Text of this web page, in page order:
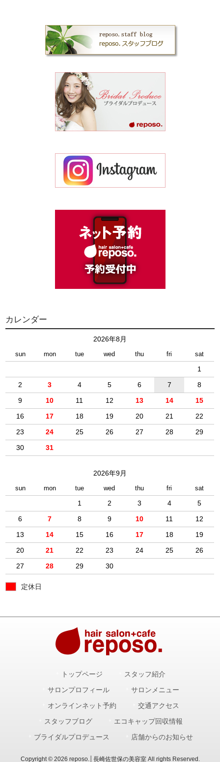
カレンダー
2026年8月
sun mon tue wed thu fri sat
1
2
3 4 5 6 7
8
9
10 11 12 13 14
15
16
17 18 19 20 21
22
23
24 25 26 27 28
29
30
31
2026年9月
sun mon tue wed thu fri sat
1 2 3 4
5
6
7 8 9 10 11
12
13
14 15 16 17 18
19
20
21 22 23 24 25
26
27
28 29 30
定休日
トップページ スタッフ紹介
サロンプロフィール サロンメニュー
オンラインネット予約 交通アクセス
スタッフブログ エコキャップ回収情報
ブライダルプロデュース 店舗からのお知らせ
Copyright © 2026 reposo.│長崎佐世保の美容室 All rights Reserved.